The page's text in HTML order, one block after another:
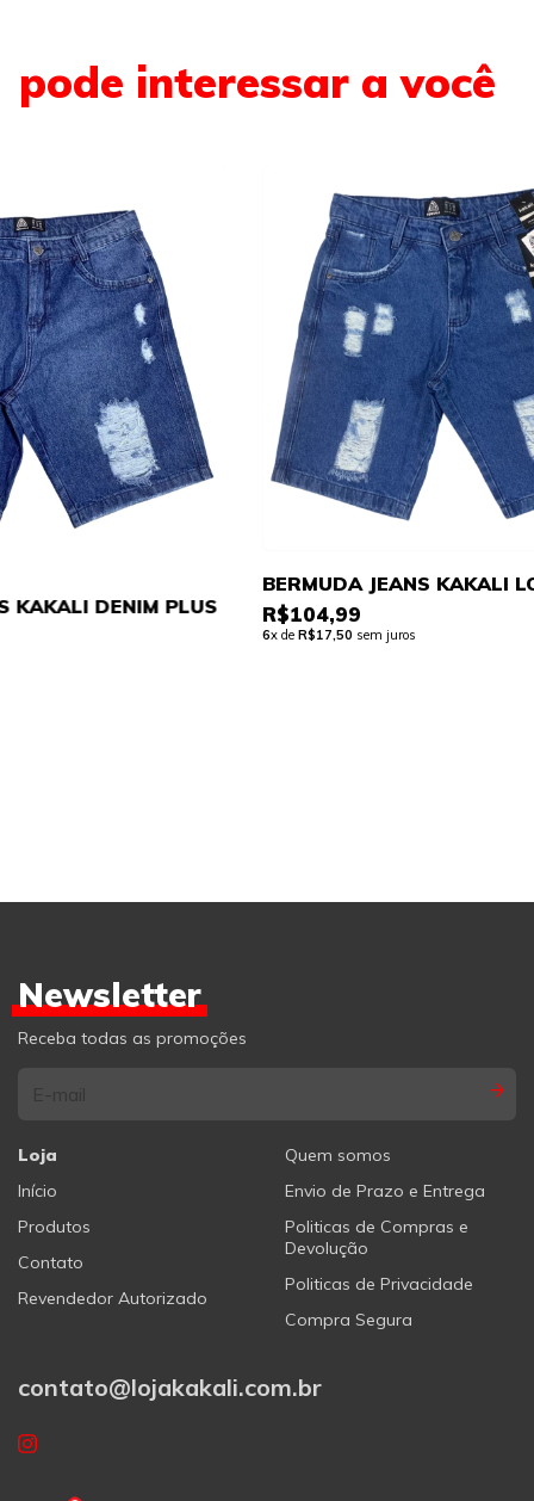
pode interessar a você
KAKALI DENIM PLUS
BERMUDA JEANS KAKALI
R$104,99
6x deR$17,50 sem juros
Newsletter
Receba todas as promoções
Loja
Início
Produtos
Contato
Revendedor Autorizado
Quem somos
Envio de Prazo e Entrega
Politicas de Compras e
Devolução
Politicas de Privacidade
Compra Segura
contato@lojakakali.com.br